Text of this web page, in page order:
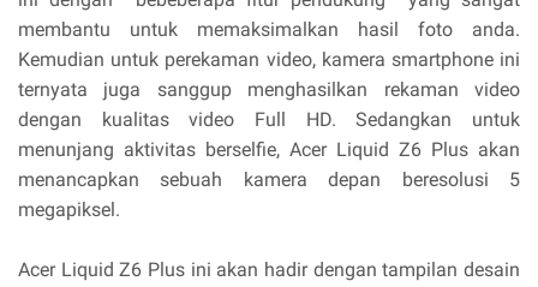
membantu untuk memaksimalkan hasil foto anda.
Kemudian untuk perekaman video, kamera smartphone ini
ternyata juga sanggup menghasilkan rekaman video
dengan kualitas video Full HD. Sedangkan untuk
menunjang aktivitas berselfie, Acer Liquid Z6 Plus akan
menancapkan sebuah kamera depan beresolusi 5
megapiksel.
Acer Liquid Z6 Plus ini akan hadir dengan tampilan desain